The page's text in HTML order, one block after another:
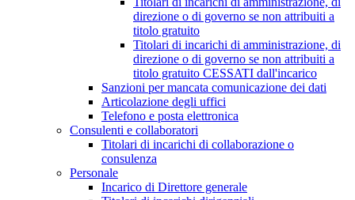
direzione o di governo se non attribuiti a
titolo gratuito
Titolari di incarichi di amministrazione, di
direzione o di governo se non attribuiti a
titolo gratuito CESSATI dall'incarico
Sanzioni per mancata comunicazione dei dati
Articolazione degli uffici
Telefono e posta elettronica
Consulenti e collaboratori
Titolari di incarichi di collaborazione o
consulenza
Personale
Incarico di Direttore generale